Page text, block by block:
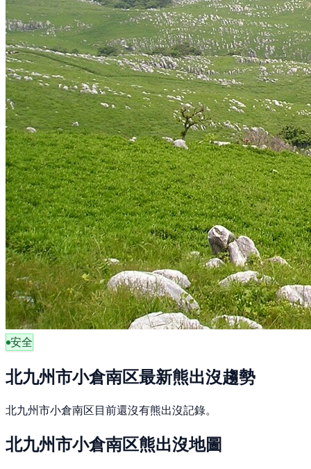
安全
北九州市小倉南区最新熊出沒趨勢
北九州市小倉南区目前還沒有熊出沒記錄。
北九州市小倉南区熊出沒地圖